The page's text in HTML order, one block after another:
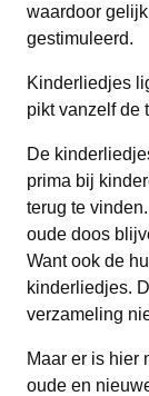
waardoor
gestimuleerd.
Kinderliedjes
pikt vanzelf de
De
prima bij
terug te
oude doos
Want ook de
kinderliedjes.
verzameling
Maar er is hier
oude en